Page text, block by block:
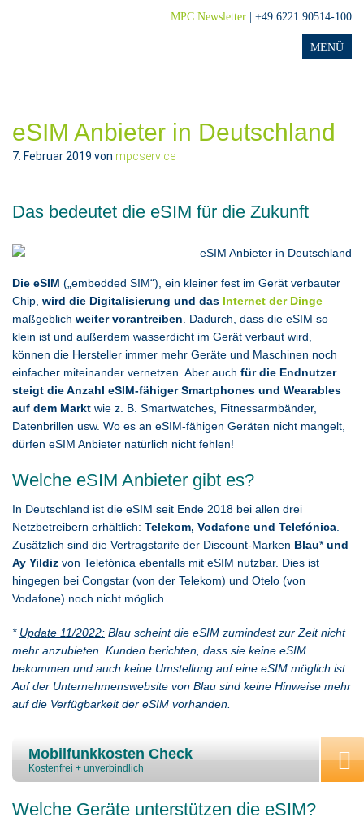
MPC Newsletter | +49 6221 90514-100
eSIM Anbieter in Deutschland
7. Februar 2019 von mpcservice
Das bedeutet die eSIM für die Zukunft
Die eSIM („embedded SIM“), ein kleiner fest im Gerät verbauter
Chip, wird die Digitalisierung und das Internet der Dinge
maßgeblich weiter vorantreiben . Dadurch, dass die eSIM so
klein ist und außerdem wasserdicht im Gerät verbaut wird,
können die Hersteller immer mehr Geräte und Maschinen noch
einfacher miteinander vernetzen. Aber auch für die Endnutzer
steigt die Anzahl eSIM-fähiger Smartphones und Wearables
auf dem Markt wie z. B. Smartwatches, Fitnessarmbänder,
Datenbrillen usw. Wo es an eSIM-fähigen Geräten nicht mangelt,
dürfen eSIM Anbieter natürlich nicht fehlen!
Welche eSIM Anbieter gibt es?
In Deutschland ist die eSIM seit Ende 2018 bei allen drei
Netzbetreibern erhältlich: Telekom, Vodafone und Telefónica
Zusätzlich sind die Vertragstarife der Discount-Marken Blau* und
Ay Yildiz von Telefónica ebenfalls mit eSIM nutzbar. Dies ist
hingegen bei Congstar (von der Telekom) und Otelo (von
Vodafone) noch nicht möglich.
* Update 11/2022: Blau scheint die eSIM zumindest zur Zeit nicht
mehr anzubieten. Kunden berichten, dass sie keine eSIM
bekommen und auch keine Umstellung auf eine eSIM möglich ist.
Auf der Unternehmenswebsite von Blau sind keine Hinweise mehr
auf die Verfügbarkeit der eSIM vorhanden.
Mobilfunkkosten Check
Kostenfrei + unverbindlich
Welche Geräte unterstützen die eSIM?